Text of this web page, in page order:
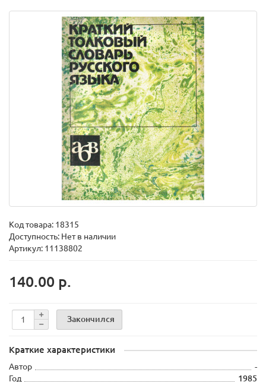
Код товара: 18315
Доступность: Нет в наличии
Артикул: 11138802
140.00 р.
Закончился
Краткие характеристики
Автор
-
Год
1985